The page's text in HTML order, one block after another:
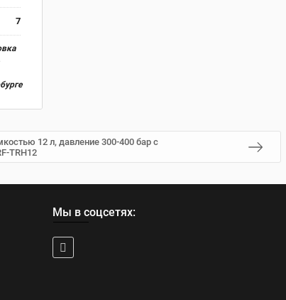
7
12 л, давление 300-400 бар с
TRH12
Мы в соцсетях: